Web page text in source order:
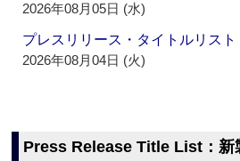
2026年08月05日 (水)
プレスリリース・タイトルリス
2026年08月04日 (火)
Press Release Title List：新